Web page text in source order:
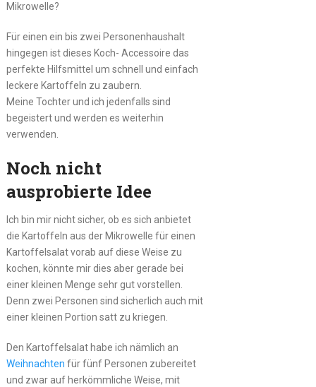
Mikrowelle?
Für einen ein bis zwei Personenhaushalt
hingegen ist dieses Koch- Accessoire das
perfekte Hilfsmittel um schnell und einfach
leckere Kartoffeln zu zaubern.
Meine Tochter und ich jedenfalls sind
begeistert und werden es weiterhin
verwenden.
Noch nicht
ausprobierte Idee
Ich bin mir nicht sicher, ob es sich anbietet
die Kartoffeln aus der Mikrowelle für einen
Kartoffelsalat vorab auf diese Weise zu
kochen, könnte mir dies aber gerade bei
einer kleinen Menge sehr gut vorstellen.
Denn zwei Personen sind sicherlich auch mit
einer kleinen Portion satt zu kriegen.
Den Kartoffelsalat habe ich nämlich an
Weihnachten für fünf Personen zubereitet
und zwar auf herkömmliche Weise, mit